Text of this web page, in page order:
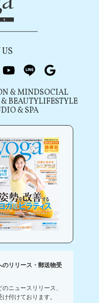
youtubeline
& MINDSOCIAL
BEAUTYLIFESTYLE
& SPA
リリース・郵送物受
ニュースリリース、
付けております。